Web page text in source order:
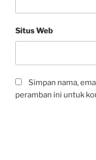
Situs Web
Simpan nama,
peramban ini untuk